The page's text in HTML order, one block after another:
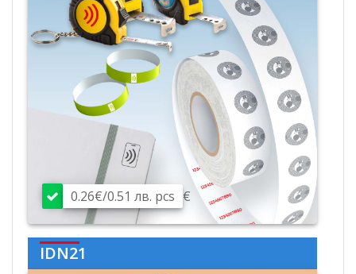
0.26€/0.51 лв. pcs €
IDN21